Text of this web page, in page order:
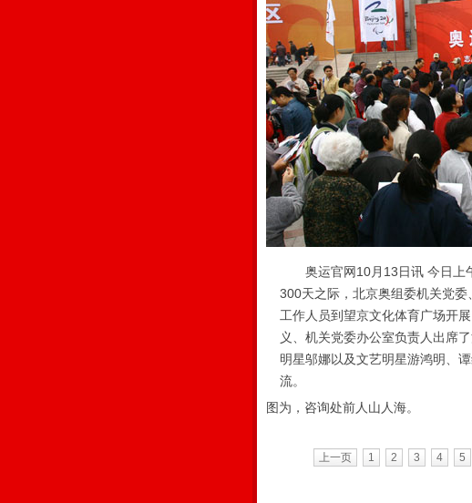
奥运官网10月13日讯 今日上
300天之际，北京奥组委机关党
工作人员到望京文化体育广场开
义、机关党委办公室负责人出席
明星邬娜以及文艺明星游鸿明、
流。
图为，咨询处前人山人海。
上一页 1 2 3 4 5